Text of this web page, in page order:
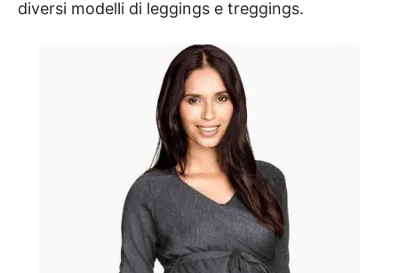
diversi modelli di leggings e treggings.